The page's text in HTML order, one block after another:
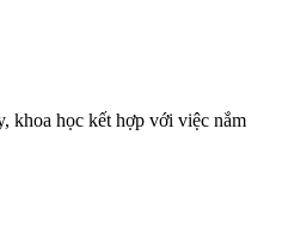
khoa học kết hợp với việc nắm